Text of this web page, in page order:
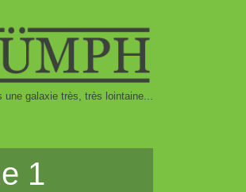
une galaxie très, très lointaine...
1